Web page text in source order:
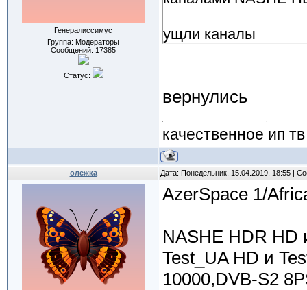
Генералиссимус
Группа: Модераторы
Сообщений: 17385
Статус:
ущли каналы
вернулись
качественное ип
олежка Дата: Понедельник, 15.04.2019, 18:55 |
AzerSpace 1/
NASHE HDR HD
Test_UA HD и
10000,DVB-S2